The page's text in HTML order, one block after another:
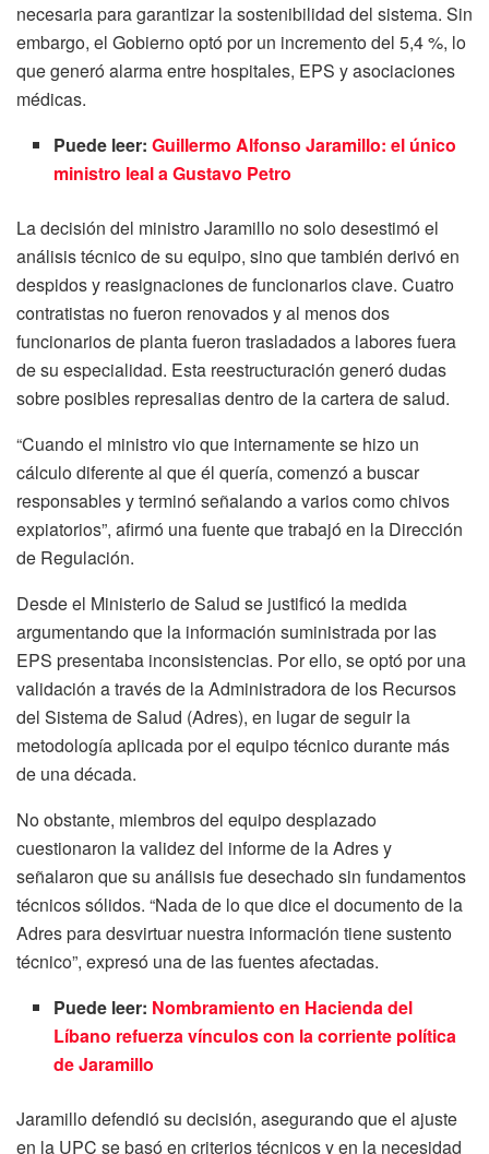
necesaria para garantizar la sostenibilidad del sistema. Sin
embargo, el Gobierno optó por un incremento del 5,4 %, lo
que generó alarma entre hospitales, EPS y asociaciones
médicas.
Puede leer:Guillermo Alfonso Jaramillo: el único
ministro leal a Gustavo Petro
La decisión del ministro Jaramillo no solo desestimó el
análisis técnico de su equipo, sino que también derivó en
despidos y reasignaciones de funcionarios clave. Cuatro
contratistas no fueron renovados y al menos dos
funcionarios de planta fueron trasladados a labores fuera
de su especialidad. Esta reestructuración generó dudas
sobre posibles represalias dentro de la cartera de salud.
“Cuando el ministro vio que internamente se hizo un
cálculo diferente al que él quería, comenzó a buscar
responsables y terminó señalando a varios como chivos
expiatorios”, afirmó una fuente que trabajó en la Dirección
de Regulación.
Desde el Ministerio de Salud se justificó la medida
argumentando que la información suministrada por las
EPS presentaba inconsistencias. Por ello, se optó por una
validación a través de la Administradora de los Recursos
del Sistema de Salud (Adres), en lugar de seguir la
metodología aplicada por el equipo técnico durante más
de una década.
No obstante, miembros del equipo desplazado
cuestionaron la validez del informe de la Adres y
señalaron que su análisis fue desechado sin fundamentos
técnicos sólidos. “Nada de lo que dice el documento de la
Adres para desvirtuar nuestra información tiene sustento
técnico”, expresó una de las fuentes afectadas.
Puede leer: Nombramiento en Hacienda del
Líbano refuerza vínculos con la corriente política
de Jaramillo
Jaramillo defendió su decisión, asegurando que el ajuste
en la UPC se basó en criterios técnicos y en la necesidad